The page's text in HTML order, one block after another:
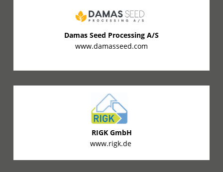
Damas Seed Processing A/S
www.damasseed.com
RIGK GmbH
www.rigk.de